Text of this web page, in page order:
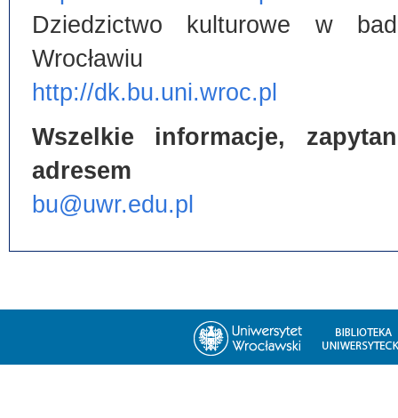
Dziedzictwo kulturowe w
Wrocławiu
http://dk.bu.uni.wroc.pl
Wszelkie informacje,
adresem
bu@uwr.edu.pl